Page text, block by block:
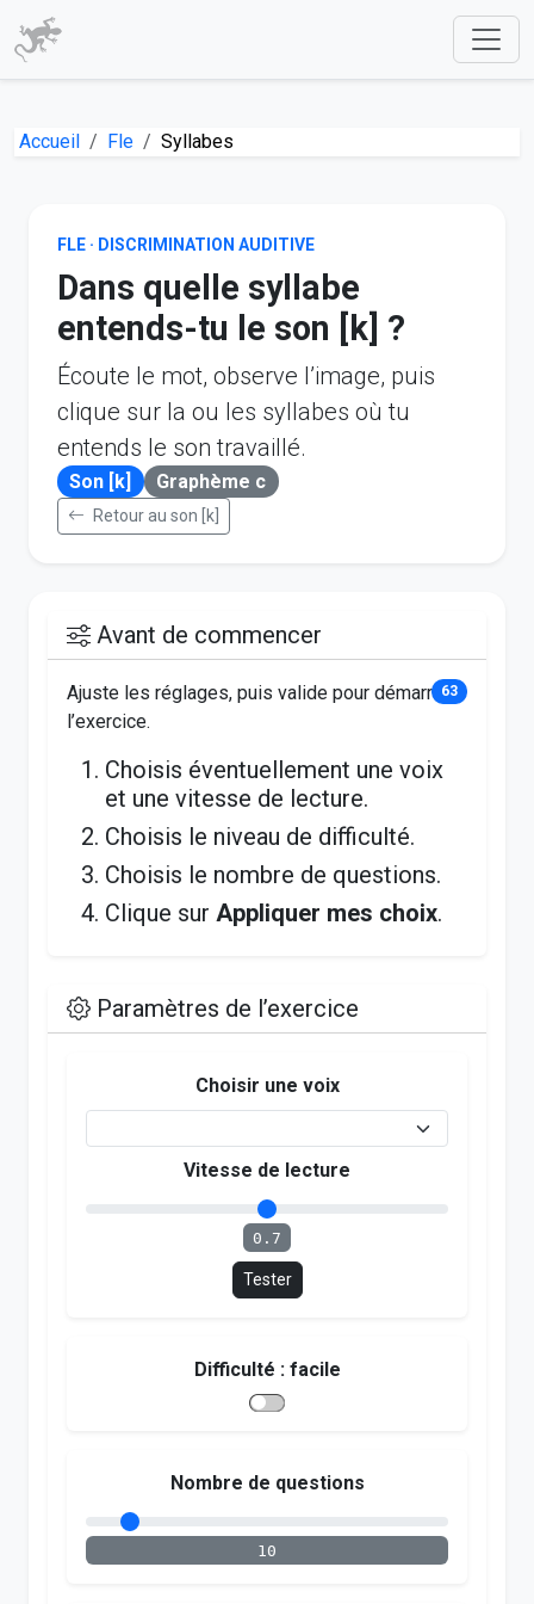
Accueil Fle Syllabes
FLE · DISCRIMINATION AUDITIVE
Dans quelle syllabe
entends-tu le son [k] ?
Écoute le mot, observe l’image, puis
clique sur la ou les syllabes où tu
entends le son travaillé.
Son [k] Graphème c
Retour au son [k]
Avant de commencer
Ajuste les réglages, puis valide pour démarrer
l’exercice.
Choisis éventuellement une voix
et une vitesse de lecture.
Choisis le niveau de difficulté.
Choisis le nombre de questions.
Clique sur Appliquer mes choix.
63
Paramètres de l’exercice
Choisir une voix
Vitesse de lecture
0.7
Tester
Difficulté : facile
Nombre de questions
10